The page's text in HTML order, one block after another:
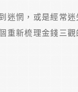
迷惘，或是經常
重新梳理金錢三